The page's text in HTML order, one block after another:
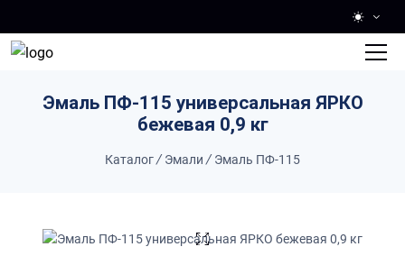
Эмаль ПФ-115 универсальная ЯРКО
бежевая 0,9 кг
Каталог/ Эмали / Эмаль ПФ-115